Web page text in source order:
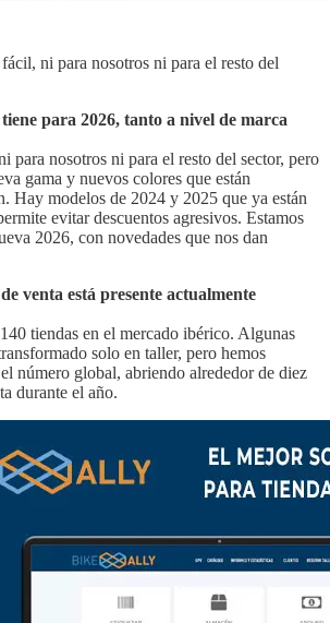
ni para nosotros ni para el resto del
para 2026, tanto a nivel de marca
para nosotros ni para el resto del sector, pero
gama y nuevos colores que están
Hay modelos de 2024 y 2025 que ya están
evitar descuentos agresivos. Estamos
2026, con novedades que nos dan
venta está presente actualmente
tiendas en el mercado ibérico. Algunas
solo en taller, pero hemos
número global, abriendo alrededor de diez
durante el año.